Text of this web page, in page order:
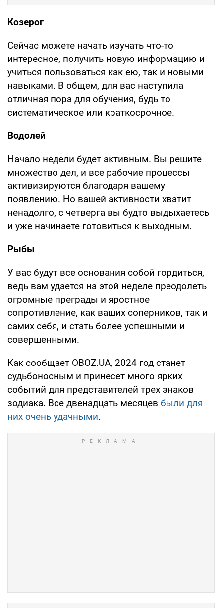
Козерог
Сейчас можете начать изучать что-то
интересное, получить новую информацию и
учиться пользоваться как ею, так и новыми
навыками. В общем, для вас наступила
отличная пора для обучения, будь то
систематическое или краткосрочное.
Водолей
Начало недели будет активным. Вы решите
множество дел, и все рабочие процессы
активизируются благодаря вашему
появлению. Но вашей активности хватит
ненадолго, с четверга вы будто выдыхаетесь
и уже начинаете готовиться к выходным.
Рыбы
У вас будут все основания собой гордиться,
ведь вам удается на этой неделе преодолеть
огромные преграды и яростное
сопротивление, как ваших соперников, так и
самих себя, и стать более успешными и
совершенными.
Как сообщает OBOZ.UA, 2024 год станет
судьбоносным и принесет много ярких
событий для представителей трех знаков
зодиака. Все двенадцать месяцев были для
них очень удачными.